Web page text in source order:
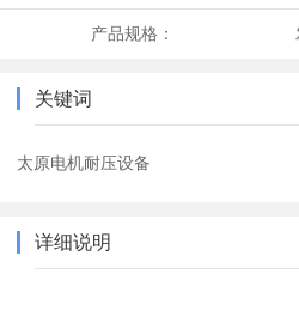
产品规格：
关键词
太原电机耐压设备
详细说明